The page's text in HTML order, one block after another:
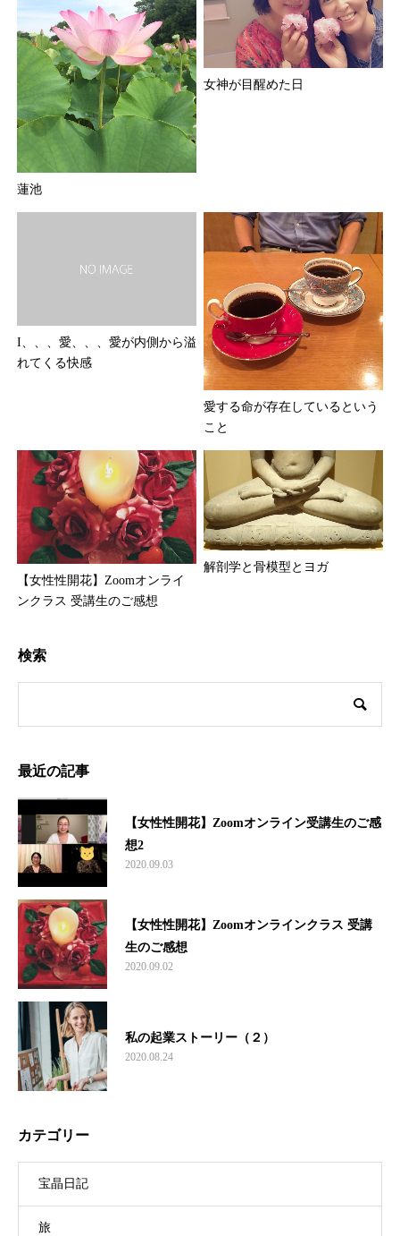
蓮池
女神が目醒めた日
I、、、愛、、、愛が内側から溢
れてくる快感
愛する命が存在しているという
こと
【女性性開花】Zoomオンライ
ンクラス 受講生のご感想
解剖学と骨模型とヨガ
検索
最近の記事
【女性性開花】Zoomオンライン受講生のご感
想2
2020.09.03
【女性性開花】Zoomオンラインクラス 受講
生のご感想
2020.09.02
私の起業ストーリー（２）
2020.08.24
カテゴリー
宝晶日記
旅